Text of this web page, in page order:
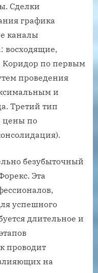
Сделки
графика
каналы
восходящие,
Коридор по первым
проведения
и
Третий тип
цены по
безубыточный
Эта
успешного
длительное и
проводит
на